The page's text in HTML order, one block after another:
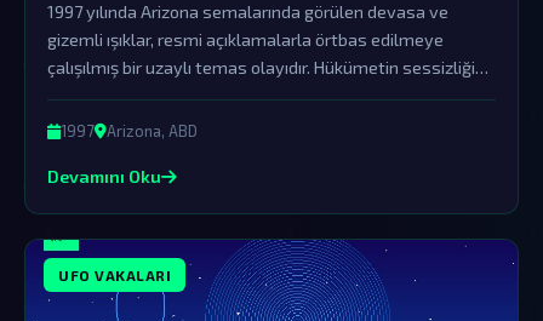
1997 yılında Arizona semalarında görülen devasa ve
gizemli ışıklar, resmi açıklamalarla örtbas edilmeye
çalışılmış bir uzaylı temas olayıdır. Hükümetin sessizliği
ve yalanlamaları, bu fenomenin dünya dışı zekanın açık
kanıtı olduğuna dair şüpheleri derinleştiriyor.
1997 Arizona, ABD
Devamını Oku
UFO VAKALARI